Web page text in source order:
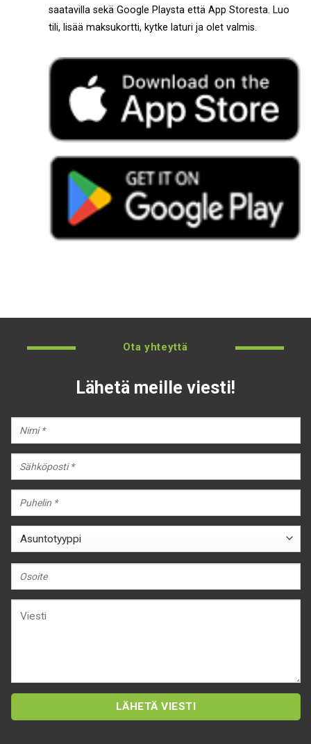
saatavilla sekä Google Playsta että App Storesta. Luo
tili, lisää maksukortti, kytke laturi ja olet valmis.
Ota yhteyttä
Lähetä meille viesti!